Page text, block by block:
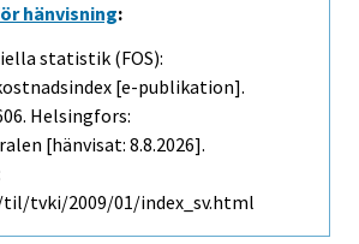
hänvisning:
statistik (FOS):
[e-publikation].
Helsingfors:
[hänvisat: 8.8.2026].
tvki/2009/01/index_sv.html